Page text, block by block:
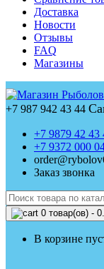
Доставка
Новости
Отзывы
FAQ
Магазины
+7 987 942 43 44
+7 9879 42 43
+7 9372 000
Заказ звонка
0 товар(ов) -
В корзине